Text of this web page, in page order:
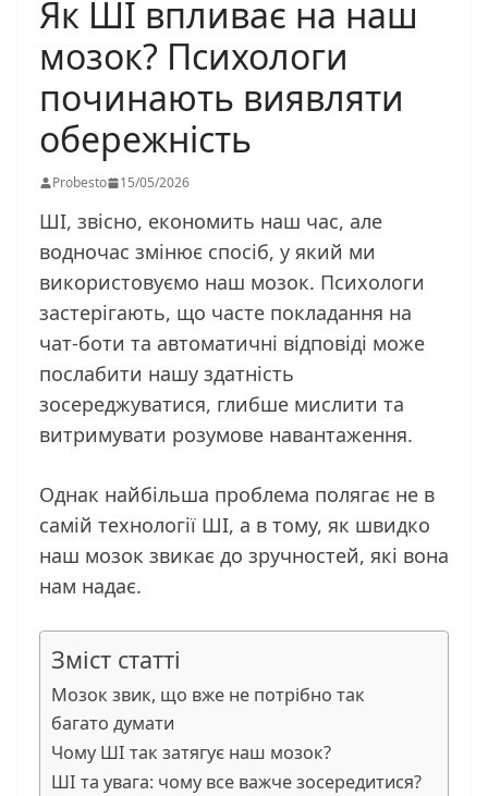
Як ШІ впливає на наш
мозок? Психологи
починають виявляти
обережність
Probesto 15/05/2026
ШІ, звісно, економить наш час, але
водночас змінює спосіб, у який ми
використовуємо наш мозок. Психологи
застерігають, що часте покладання на
чат-боти та автоматичні відповіді може
послабити нашу здатність
зосереджуватися, глибше мислити та
витримувати розумове навантаження.
Однак найбільша проблема полягає не в
самій технології ШІ, а в тому, як швидко
наш мозок звикає до зручностей, які вона
нам надає.
Зміст статті
Мозок звик, що вже не потрібно так
багато думати
Чому ШІ так затягує наш мозок?
ШІ та увага: чому все важче зосередитися?